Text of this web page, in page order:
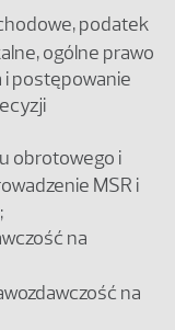
podatek
ogólne prawo
postępowanie
obrotowego i
MSR i
na
na